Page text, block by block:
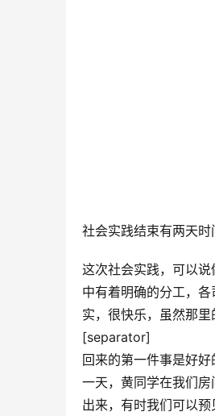
社会实践结束有两天时
这次社会实践，可以
中有着明确的分工，
实，很快乐，虽然那里
[separator]
回来的第一件事是好
一天，黄同学在我们
出来，有时我们可以